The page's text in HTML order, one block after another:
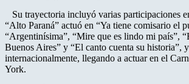
Su trayectoria incluyó varias participaciones
“Alto Paraná” actuó en “Ya tiene comisario el
“Argentinísima”, “Mire que es lindo mi país”,
Buenos Aires” y “El canto cuenta su historia”,
internacionalmente, llegando a actuar en el
York.